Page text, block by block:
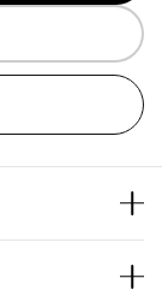
con un ajuste